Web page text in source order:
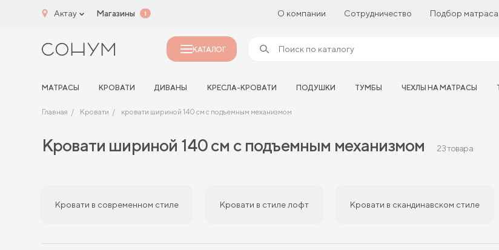
Актау Магазины 1 О компании Сотрудничество Подбор матраса
КАТАЛОГ
МАТРАСЫ КРОВАТИ ДИВАНЫ КРЕСЛА-КРОВАТИ ПОДУШКИ ТУМБЫ ЧЕХЛЫ НА МАТРАСЫ
Главная Кровати кровати шириной 140 см с подъемным механизмом
Кровати шириной 140 см с подъемным механизмом 23 товара
Кровати в современном стиле Кровати в стиле лофт Кровати в скандинавском стиле